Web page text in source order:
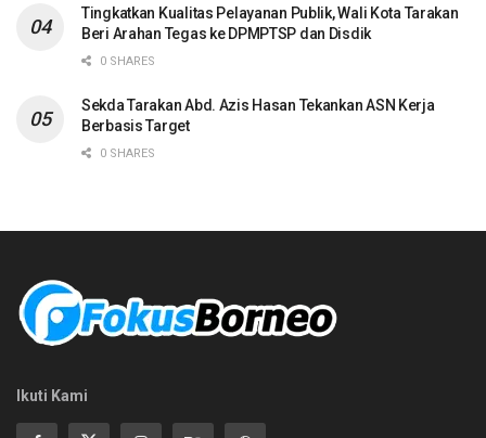
Tingkatkan Kualitas Pelayanan Publik, Wali Kota Tarakan
Beri Arahan Tegas ke DPMPTSP dan Disdik
0 SHARES
Sekda Tarakan Abd. Azis Hasan Tekankan ASN Kerja
Berbasis Target
0 SHARES
Ikuti Kami